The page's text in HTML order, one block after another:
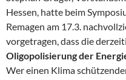
Hessen, hatte beim
Remagen am 17.3.
vorgetragen, dass die
Oligopolisierung der
Wer einen Klima